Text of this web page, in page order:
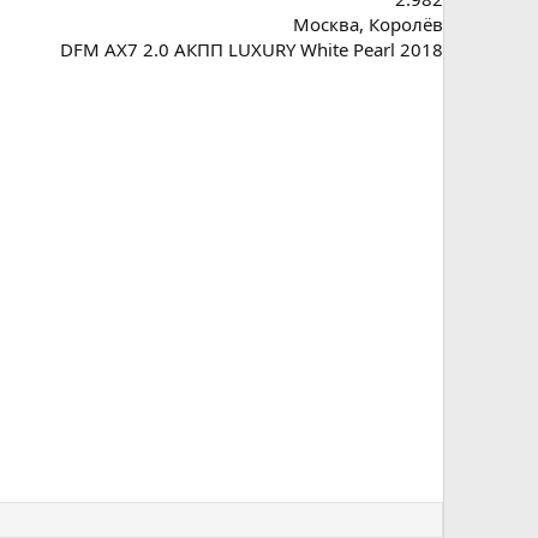
Москва, Королёв
DFM AX7 2.0 АКПП LUXURY White Pearl 2018